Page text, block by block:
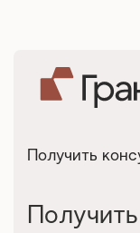
Получить